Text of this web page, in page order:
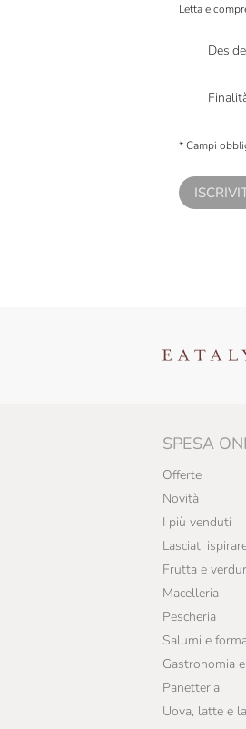
Cetaria
Cibaria
De
Eataly
F.lli
Fattorie
Letta e
* Campi
SPESA
Offerte
Novità
I più venduti
Lasciati
Frutta e
Macelleria
Pescheria
Salumi e
Gastronomia
Panetteria
Uova, latte e